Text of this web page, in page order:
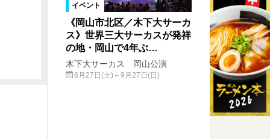
イベント
《岡山市北区／木下大サーカ
ス》世界三大サーカスが発祥
の地・岡山で4年ぶ…
木下大サーカス 岡山公演
6月27日(土)～9月27日(日)